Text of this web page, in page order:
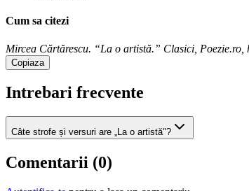
Cum sa citezi
Mircea Cărtărescu. “La o artistă.” Clasici,
Copiaza
Intrebari frecvente
Câte strofe și versuri are „La o artistă"?
Comentarii (0)